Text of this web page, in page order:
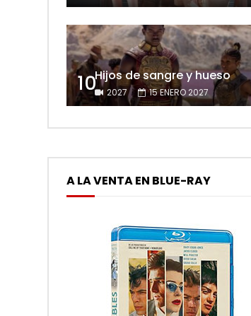
10Hijos de sangre y hueso
2027 15 ENERO 2027
A LA VENTA EN BLUE-RAY